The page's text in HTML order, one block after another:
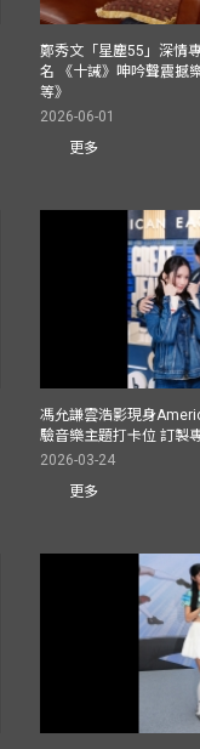
鄭秀文「星塵55」深情
名 《十誡》呻吟聲震撼
等》
2026-06-01
更多
馮允謙雲浩影現身
驗音樂主題打卡位 訂製
2026-03-24
更多